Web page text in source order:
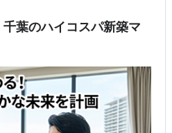
葉のハイコスパ新築マ